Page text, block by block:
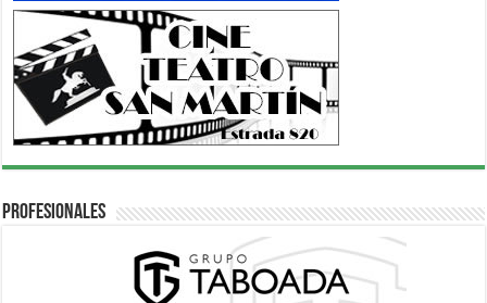
Profesionales